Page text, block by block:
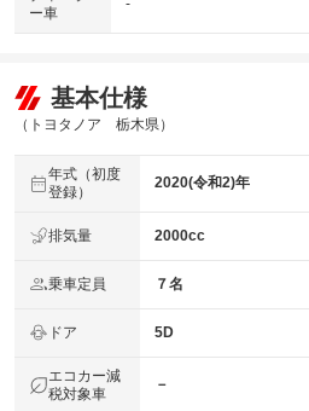
ー車
-
基本仕様
（トヨタノア 栃木県）
年式（初度
登録）
2020(令和2)年
排気量 2000cc
乗車定員 ７名
ドア 5D
エコカー減
税対象車
－